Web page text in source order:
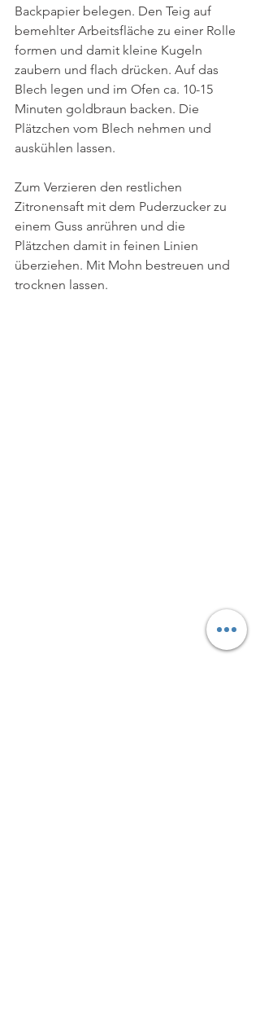
Backpapier belegen. Den Teig auf
bemehlter Arbeitsfläche zu einer Rolle
formen und damit kleine Kugeln
zaubern und flach drücken. Auf das
Blech legen und im Ofen ca. 10-15
Minuten goldbraun backen. Die
Plätzchen vom Blech nehmen und
auskühlen lassen.
Zum Verzieren den restlichen
Zitronensaft mit dem Puderzucker zu
einem Guss anrühren und die
Plätzchen damit in feinen Linien
überziehen. Mit Mohn bestreuen und
trocknen lassen.